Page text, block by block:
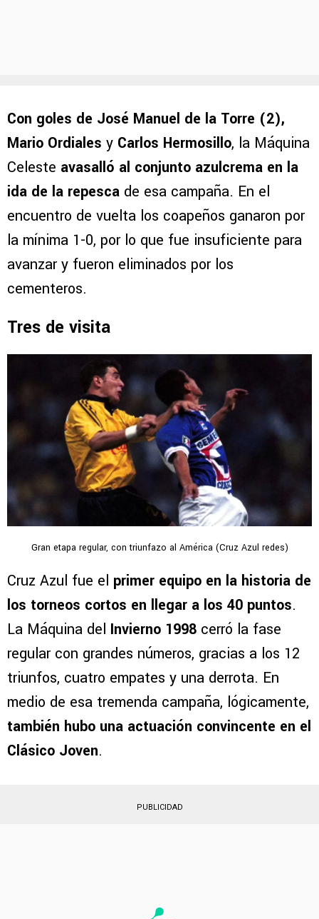
Con goles de José Manuel de la Torre (2),
Mario Ordiales y Carlos Hermosillo, la Máquina
Celeste avasalló al conjunto azulcrema en la
ida de la repesca de esa campaña. En el
encuentro de vuelta los coapeños ganaron por
la mínima 1-0, por lo que fue insuficiente para
avanzar y fueron eliminados por los
cementeros.
Tres de visita
Gran etapa regular, con triunfazo al América (Cruz Azul redes)
Cruz Azul fue el primer equipo en la historia de
los torneos cortos en llegar a los 40 puntos.
La Máquina del Invierno 1998 cerró la fase
regular con grandes números, gracias a los 12
triunfos, cuatro empates y una derrota. En
medio de esa tremenda campaña, lógicamente,
también hubo una actuación convincente en el
Clásico Joven.
PUBLICIDAD